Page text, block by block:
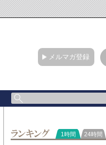
メルマガ登録
ラ
1時間 24時間